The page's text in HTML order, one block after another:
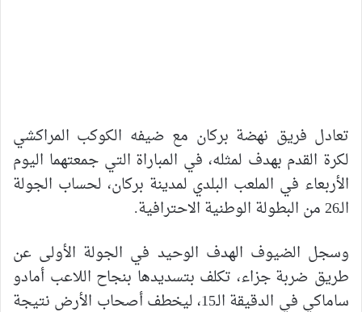
تعادل فريق نهضة بركان مع ضيفه الكوكب المراكشي
لكرة القدم بهدف لمثله، في المباراة التي جمعتهما اليوم
الأربعاء في الملعب البلدي لمدينة بركان، لحساب الجولة
الـ26 من البطولة الوطنية الاحترافية.
وسجل الضيوف الهدف الوحيد في الجولة الأولى عن
طريق ضربة جزاء، تكلف بتسديدها بنجاح اللاعب أمادو
ساماكي في الدقيقة الـ15، ليخطف أصحاب الأرض نتيجة